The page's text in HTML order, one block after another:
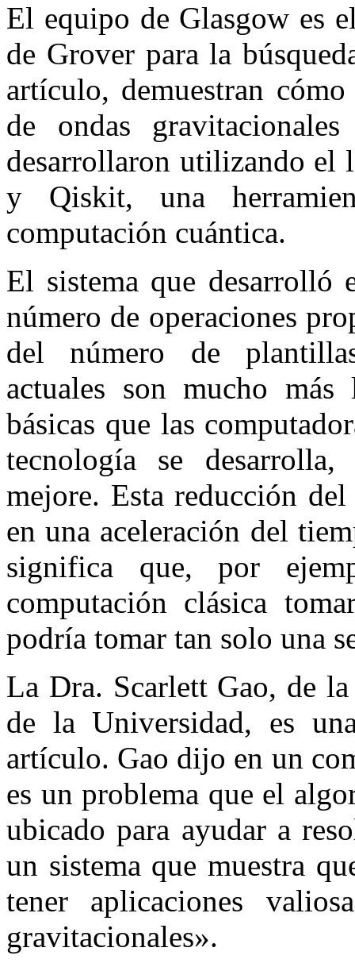
El equipo de Glasgow es
de Grover para la
artículo, demuestran
de ondas
desarrollaron utilizando el
y Qiskit, una
computación cuántica.
El sistema que desarrolló
número de operaciones
del número de
actuales son mucho más
básicas que las
tecnología se
mejore. Esta reducción
en una aceleración del
significa que, por
computación clásica
podría tomar tan solo una
La Dra. Scarlett Gao, de
de la Universidad, es
artículo. Gao dijo en un
es un problema que el
ubicado para ayudar a
un sistema que muestra
tener aplicaciones
gravitacionales».